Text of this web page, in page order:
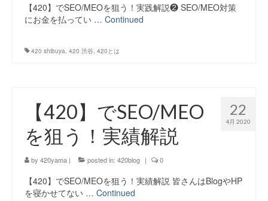
【420】でSEO/MEOを狙う！実践解説❷ SEO/MEO対策
にお金を払ってい … Continued
420 shibuya 420 渋谷 420とは
22
4月 2020
【420】でSEO/MEO
を狙う！実績解説
by 420yama | posted in: 420blog | 0
【420】でSEO/MEOを狙う！実績解説 皆さんはBlogやHP
を寝かせてない … Continued